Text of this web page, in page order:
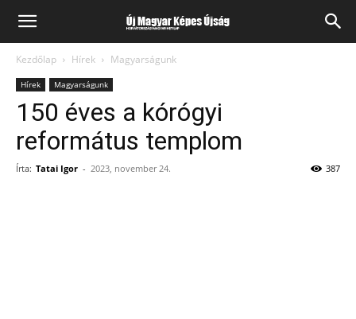
Kezdőlap Hírek Magyarságunk
Hírek Magyarságunk
150 éves a kórógyi
református templom
Írta: Tatai Igor - 2023, november 24. 387